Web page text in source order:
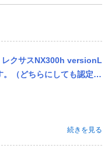
レクサスNX300h versionL
（どちらにしても認定中
るとレクサスの...
続きを見る